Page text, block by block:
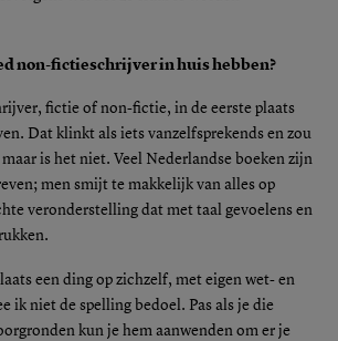
non-fictieschrijver in huis hebben?
fictie of non-fictie, in de eerste plaats
Dat klinkt als iets vanzelfsprekends en zou
is het niet. Veel Nederlandse boeken zijn
men smijt te makkelijk van alles op
veronderstelling dat met taal gevoelens en
een ding op zichzelf, met eigen wet- en
ik niet de spelling bedoel. Pas als je die
kun je hem aanwenden om er je